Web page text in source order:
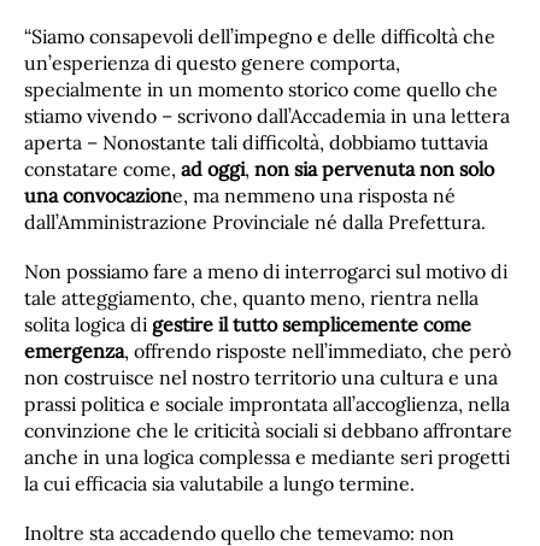
“Siamo consapevoli dell’impegno e delle difficoltà che
un’esperienza di questo genere comporta,
specialmente in un momento storico come quello che
stiamo vivendo – scrivono dall’Accademia in una lettera
aperta – Nonostante tali difficoltà, dobbiamo tuttavia
constatare come, ad oggi, non sia pervenuta non solo
una convocazione, ma nemmeno una risposta né
dall’Amministrazione Provinciale né dalla Prefettura.
Non possiamo fare a meno di interrogarci sul motivo di
tale atteggiamento, che, quanto meno, rientra nella
solita logica di gestire il tutto semplicemente come
emergenza, offrendo risposte nell’immediato, che però
non costruisce nel nostro territorio una cultura e una
prassi politica e sociale improntata all’accoglienza, nella
convinzione che le criticità sociali si debbano affrontare
anche in una logica complessa e mediante seri progetti
la cui efficacia sia valutabile a lungo termine.
Inoltre sta accadendo quello che temevamo: non